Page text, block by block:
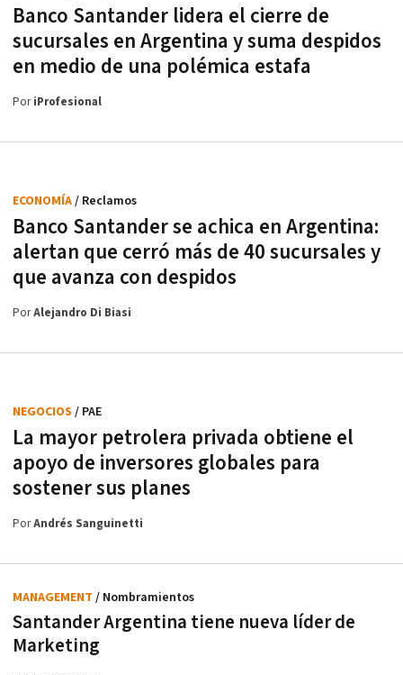
Banco Santander lidera el cierre de
sucursales en Argentina y suma despidos
en medio de una polémica estafa
PoriProfesional
Banco Santander se achica en Argentina:
alertan que cerró más de 40 sucursales y
que avanza con despidos
ECONOMÍA/ Reclamos
PorAlejandro Di Biasi
La mayor petrolera privada obtiene el
apoyo de inversores globales para
sostener sus planes
NEGOCIOS / PAE
PorAndrés Sanguinetti
Santander Argentina tiene nueva líder de
Marketing
MANAGEMENT / Nombramientos